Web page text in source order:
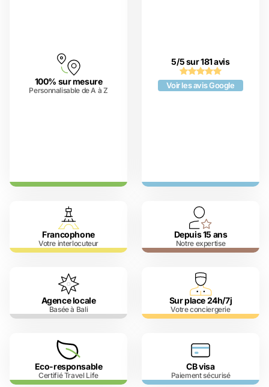
100% sur mesure
Personnalisable de A à Z
5/5 sur 181 avis
Voir les avis Google
Francophone
Votre interlocuteur
Depuis 15 ans
Notre expertise
Agence locale
Basée à Bali
Sur place 24h/7j
Votre conciergerie
Eco-responsable
Certifié Travel Life
CB visa
Paiement sécurisé